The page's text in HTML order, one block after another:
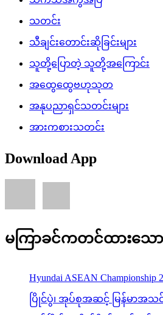
သတင်း
သီချင်းတောင်းဆိုခြင်းများ
သူတို့ပြောတဲ့ သူတို့အကြောင်း
အထွေထွေဗဟုသုတ
အနုပညာရှင်သတင်းများ
အားကစားသတင်း
Download App
မကြာခင်ကတင်ထားသော
Hyundai ASEAN
ပြိုင်ပွဲ၊ အုပ်စုအဆင့် မြန်မာအသ